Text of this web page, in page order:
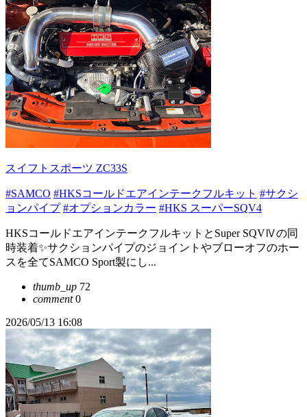
スイフトスポーツ ZC33S
#SAMCO #HKSコールドエアインテークフルキット #サクシ
ョンパイプ #オプションカラー #HKS スーパーSQV4
HKSコールドエアインテークフルキットとSuper SQVⅣの同
時装着✨サクションパイプのジョイントやブローオフのホー
スを全てSAMCO Sport製にし...
thumb_up 72
comment0
2026/05/13 16:08